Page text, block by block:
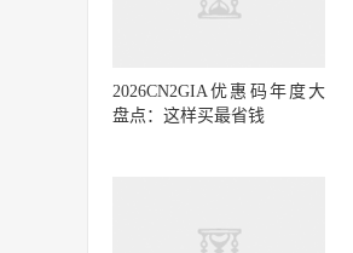
2026CN2GIA优惠码年度大
盘点：这样买最省钱